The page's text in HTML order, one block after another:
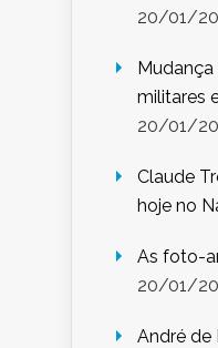
20/01/
militares
20/01/
Claude
hoje no
As foto-
20/01/
André de